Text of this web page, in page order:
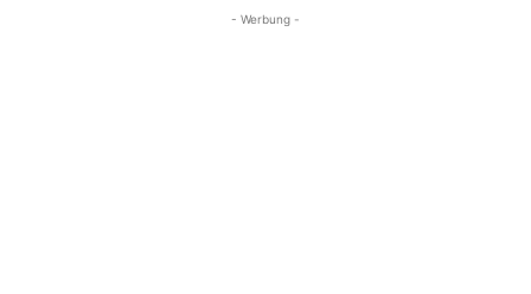
- Werbung -